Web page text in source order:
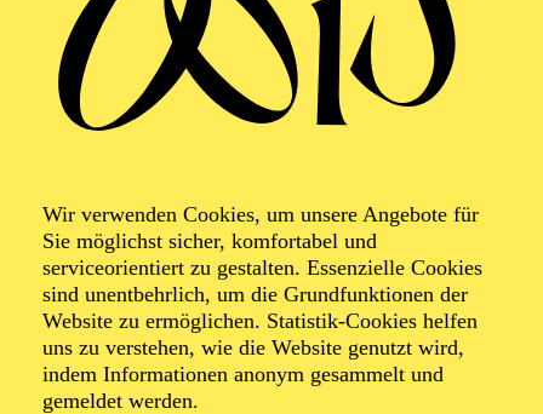
Wir verwenden Cookies, um unsere Angebote für
Sie möglichst sicher, komfortabel und
serviceorientiert zu gestalten. Essenzielle Cookies
sind unentbehrlich, um die Grundfunktionen der
Website zu ermöglichen. Statistik-Cookies helfen
uns zu verstehen, wie die Website genutzt wird,
indem Informationen anonym gesammelt und
gemeldet werden.
La fanciulla del
West
(Das Mädchen aus dem Goldenen
Westen)
Oper in drei Akten von Giacomo Puccini